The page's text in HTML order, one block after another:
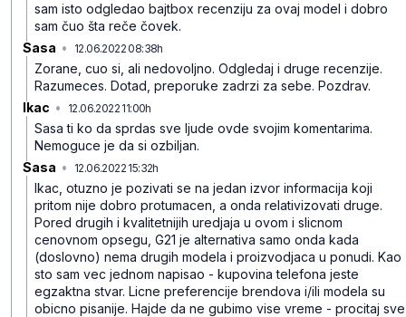
sam isto odgledao bajtbox recenziju za ovaj model i dobro
sam čuo šta reče čovek.
Sasa • 12.06.2022 08:38h
Zorane, cuo si, ali nedovoljno. Odgledaj i druge recenzije.
Razumeces. Dotad, preporuke zadrzi za sebe. Pozdrav.
Ikac • 12.06.2022 11:00h
Sasa ti ko da sprdas sve ljude ovde svojim komentarima.
Nemoguce je da si ozbiljan.
Sasa • 12.06.2022 15:32h
Ikac, otuzno je pozivati se na jedan izvor informacija koji
pritom nije dobro protumacen, a onda relativizovati druge.
Pored drugih i kvalitetnijih uredjaja u ovom i slicnom
cenovnom opsegu, G21 je alternativa samo onda kada
(doslovno) nema drugih modela i proizvodjaca u ponudi. Kao
sto sam vec jednom napisao - kupovina telefona jeste
egzaktna stvar. Licne preferencije brendova i/ili modela su
obicno pisanije. Hajde da ne gubimo vise vreme - procitaj sve